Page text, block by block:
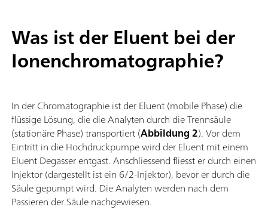
Was ist der Eluent bei der
Ionenchromatographie?
In der Chromatographie ist der Eluent (mobile Phase) die
flüssige Lösung, die die Analyten durch die Trennsäule
(stationäre Phase) transportiert (Abbildung 2). Vor dem
Eintritt in die Hochdruckpumpe wird der Eluent mit einem
Eluent Degasser entgast. Anschliessend fliesst er durch einen
Injektor (dargestellt ist ein 6/2-Injektor), bevor er durch die
Säule gepumpt wird. Die Analyten werden nach dem
Passieren der Säule nachgewiesen.